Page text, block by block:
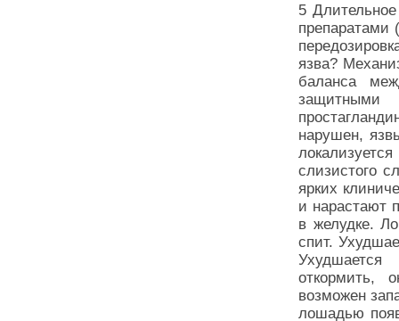
5
язва?
баланса
защитными
нарушен,
слизистого
ярких
и нарастают
в желудке.
спит.
откормить,
возможен
лошадью